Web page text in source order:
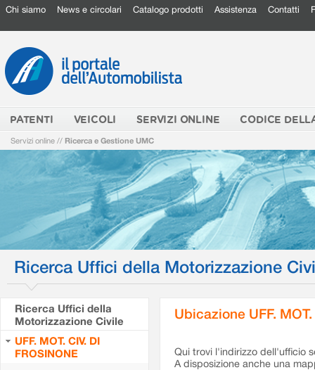
Chi siamo News e circolari Catalogo prodotti Assistenza Contatti
PATENTI VEICOLI SERVIZI ONLINE CODICE
Servizi online // Ricerca e Gestione UMC
Ricerca Uffici della Motorizzazione
Ricerca Uffici della
Motorizzazione Civile
UFF. MOT. CIV. DI
FROSINONE
Ubicazione UFF.
Qui trovi l'indirizzo dell'ufficio
A disposizione anche una